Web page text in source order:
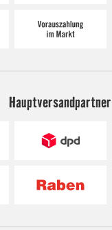
Hauptversandpartner